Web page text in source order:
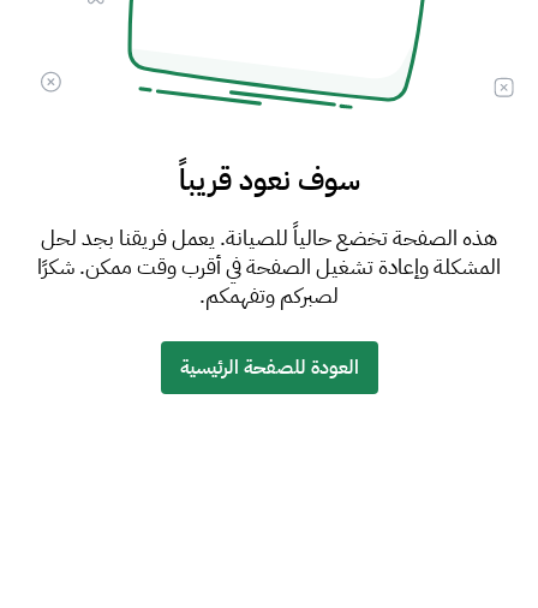
سوف نعود قريباً
هذه الصفحة تخضع حالياً للصيانة. يعمل فريقنا بجد لحل
المشكلة وإعادة تشغيل الصفحة في أقرب وقت ممكن. شكرًا
لصبركم وتفهمكم.
العودة للصفحة الرئيسية